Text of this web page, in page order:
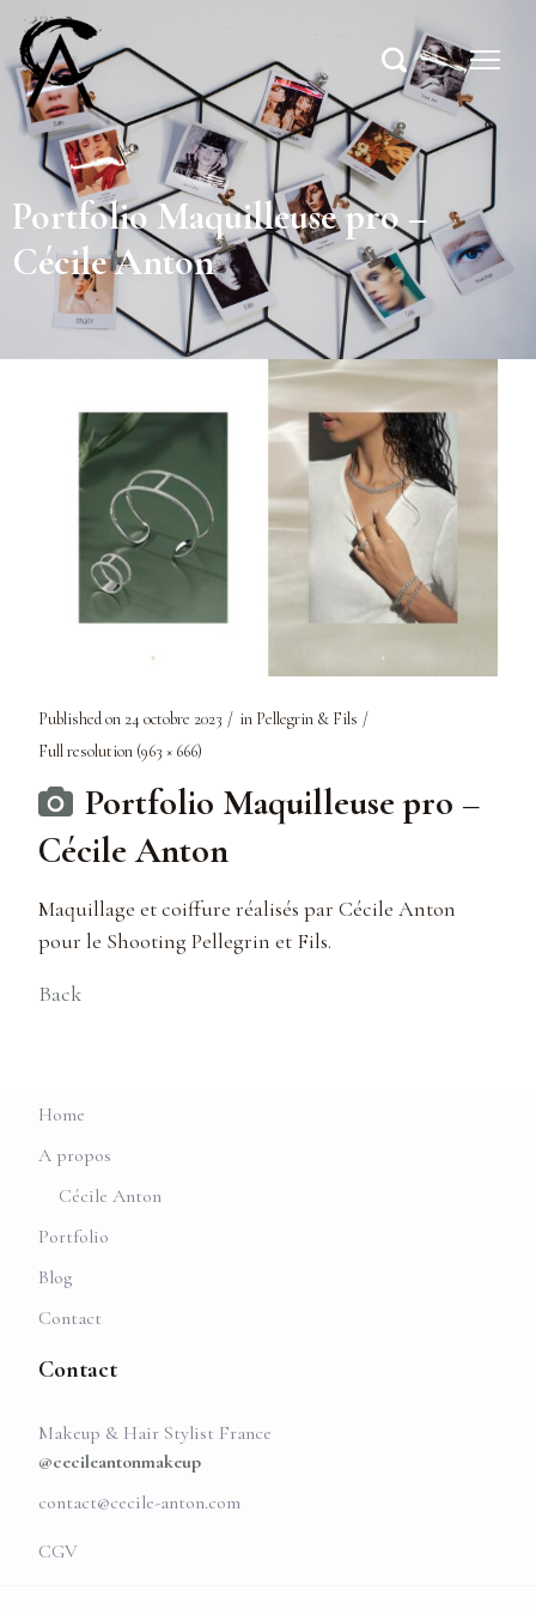
Portfolio Maquilleuse pro –
Cécile Anton
Published on 24 octobre 2023 in Pellegrin & Fils
Full resolution (963 × 666)
Portfolio Maquilleuse pro –
Cécile Anton
Maquillage et coiffure réalisés par Cécile Anton
pour le Shooting Pellegrin et Fils.
Back
Home
A propos
Cécile Anton
Portfolio
Blog
Contact
Contact
Makeup & Hair Stylist France
@cecileantonmakeup
contact@cecile-anton.com
CGV